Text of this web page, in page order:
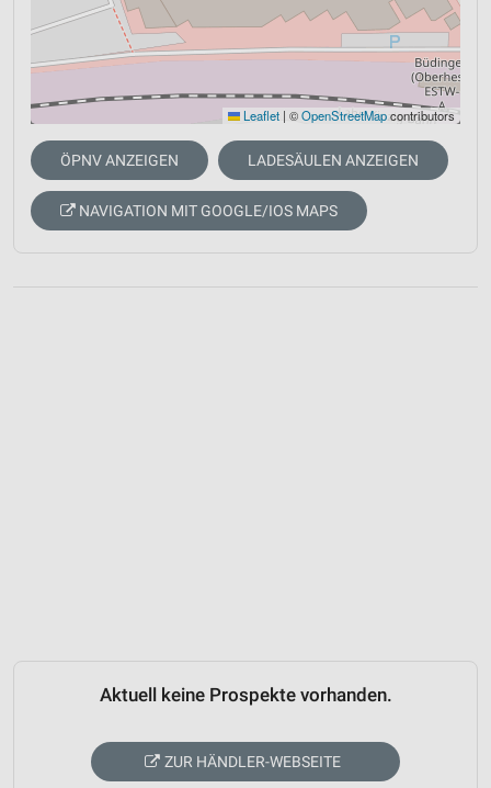
Leaflet | ©OpenStreetMapcontributors
ÖPNV ANZEIGEN LADESÄULEN ANZEIGEN
NAVIGATION MIT GOOGLE/IOS MAPS
Aktuell keine Prospekte vorhanden.
ZUR HÄNDLER-WEBSEITE